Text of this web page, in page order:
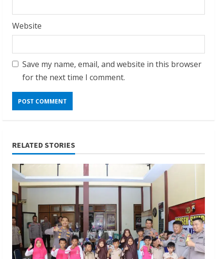
Website
Save my name, email, and website in this browser
for the next time I comment.
RELATED STORIES